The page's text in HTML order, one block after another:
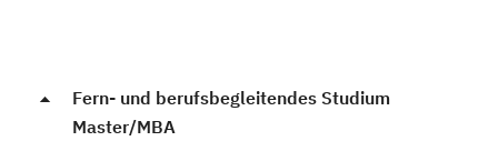
Fern- und berufsbegleitendes Studium
Master/MBA